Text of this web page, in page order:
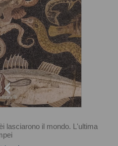
lasciarono il mondo. L'ultima